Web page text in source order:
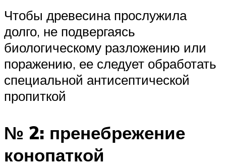
Чтобы древесина прослужила
долго, не подвергаясь
биологическому разложению или
поражению, ее следует обработать
специальной антисептической
пропиткой
№ 2: пренебрежение
конопаткой